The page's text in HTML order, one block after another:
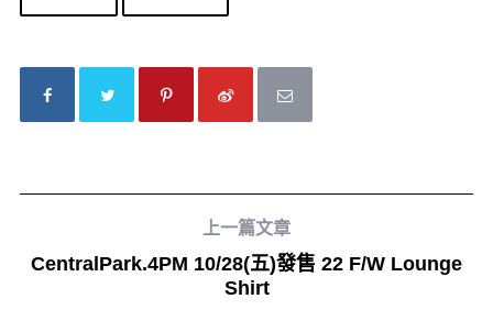
上一篇文章
CentralPark.4PM 10/28(五)發售 22 F/W Lounge
Shirt